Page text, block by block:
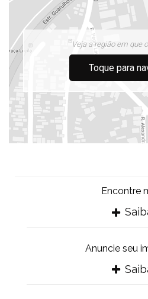
Veja a região em que
Toque para
Encontre
Anuncie seu